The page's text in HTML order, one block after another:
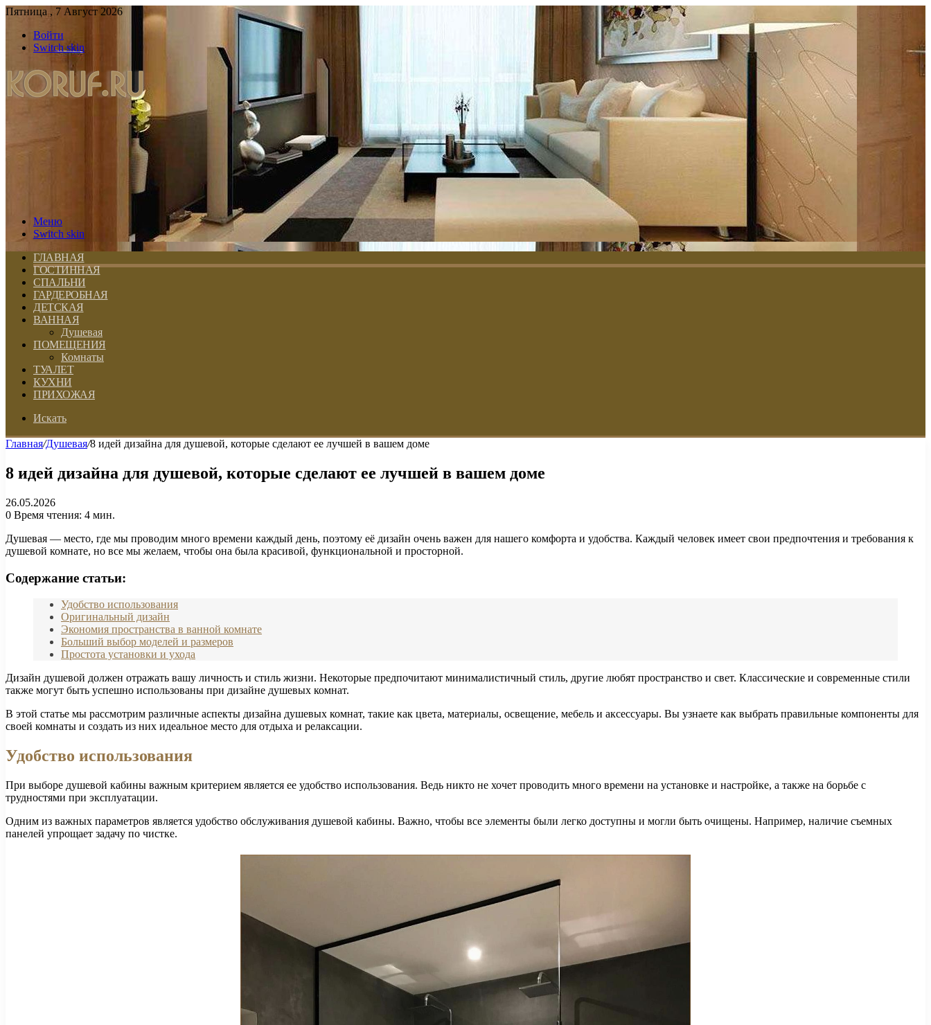
Пятница , 7 Август 2026
Войти
Switch skin
Меню
Switch skin
ГЛАВНАЯ
ГОСТИННАЯ
СПАЛЬНИ
ГАРДЕРОБНАЯ
ДЕТСКАЯ
ВАННАЯ
Душевая
ПОМЕЩЕНИЯ
Комнаты
ТУАЛЕТ
КУХНИ
ПРИХОЖАЯ
Искать
Главная/Душевая/8 идей дизайна для душевой, которые сделают ее лучшей в вашем доме
8 идей дизайна для душевой, которые сделают ее лучшей в вашем доме
26.05.2026
0 Время чтения: 4 мин.
Душевая — место, где мы проводим много времени каждый день, поэтому её дизайн очень важен для нашего комфорта и удобства. Каждый человек имеет свои предпочтения и требования к
душевой комнате, но все мы желаем, чтобы она была красивой, функциональной и просторной.
Содержание статьи:
Удобство использования
Оригинальный дизайн
Экономия пространства в ванной комнате
Больший выбор моделей и размеров
Простота установки и ухода
Дизайн душевой должен отражать вашу личность и стиль жизни. Некоторые предпочитают минималистичный стиль, другие любят пространство и свет. Классические и современные стили
также могут быть успешно использованы при дизайне душевых комнат.
В этой статье мы рассмотрим различные аспекты дизайна душевых комнат, такие как цвета, материалы, освещение, мебель и аксессуары. Вы узнаете как выбрать правильные компоненты для
своей комнаты и создать из них идеальное место для отдыха и релаксации.
Удобство использования
При выборе душевой кабины важным критерием является ее удобство использования. Ведь никто не хочет проводить много времени на установке и настройке, а также на борьбе с
трудностями при эксплуатации.
Одним из важных параметров является удобство обслуживания душевой кабины. Важно, чтобы все элементы были легко доступны и могли быть очищены. Например, наличие съемных
панелей упрощает задачу по чистке.